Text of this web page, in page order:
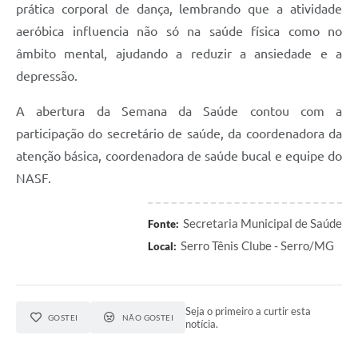
Diário Oficial
Contratos, Convênios e Publicações MROSC
Contato
Listagem de Contribuintes Inscritos na Dívida Ativa do
prática corporal de dança, lembrando que a atividade
aeróbica influencia não só na saúde física como no
âmbito mental, ajudando a reduzir a ansiedade e a
depressão.
A abertura da Semana da Saúde contou com a
participação do secretário de saúde, da coordenadora da
atenção básica, coordenadora de saúde bucal e equipe do
NASF.
Fonte: Secretaria Municipal de Saúde
Local: Serro Tênis Clube - Serro/MG
GOSTEI NÃO GOSTEI
Seja o primeiro a curtir esta
notícia.